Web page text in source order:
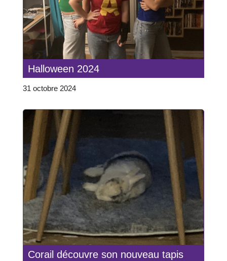
Halloween 2024
31 octobre 2024
Corail découvre son nouveau tapis